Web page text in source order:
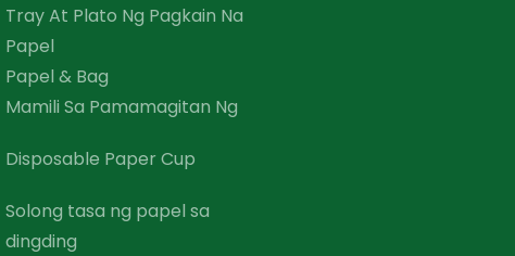
Tray At Plato Ng Pagkain Na
Papel
Papel & Bag
Mamili Sa Pamamagitan Ng
Disposable Paper Cup
Solong tasa ng papel sa
dingding